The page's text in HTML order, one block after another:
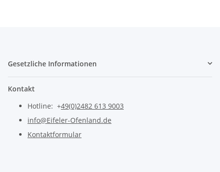
Gesetzliche Informationen
Kontakt
Hotline: +49(0)2482 613 9003
info@Eifeler-Ofenland.de
Kontaktformular